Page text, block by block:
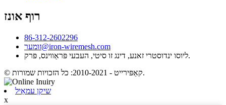
רוף אונז
86-312-2602296
זומער@iron-wiremesh.com
ליוסו ינדוסטרי זאנע, דינג זו סיטי, העבעי פּראַווינס, פּרק.
© קאַפּירייט - 2010-2021: כל הזכויות שמורות.
שיקן עמאַיל
x